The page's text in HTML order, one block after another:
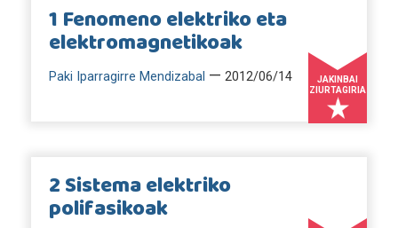
JAKINBAI
ZIURTAGIRIA
1 Fenomeno elektriko eta
elektromagnetikoak
Paki Iparragirre Mendizabal — 2012/06/14
2 Sistema elektriko
polifasikoak